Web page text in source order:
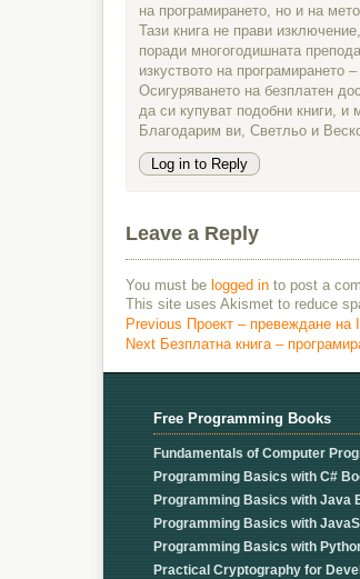
на програмирането, но и на
Тази книга не прави
поради многогодишната
изкуството на програмирането
Осигуряването на безплатен
да си купуват подобни книги, и
Благодарим ви, Светльо и
Log in to Reply
Leave a Reply
You must be logged into post a
This site uses Akismet to reduce
Post
Previous Previous
post:
Проект – превеждане на
Next Next
Безплатна книга –
Free Programming Books
Fundamentals of Computer
Programming Basics with C#
Programming Basics with Java
Programming Basics with
Programming Basics with
Practical Cryptography for